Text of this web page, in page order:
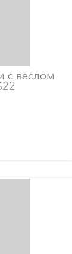
с веслом